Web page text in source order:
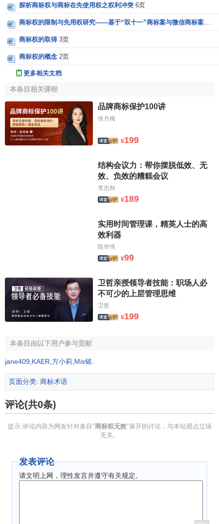
人或者被代表人的商一标进行注册的；
(5)商标中有商品的地理标志，而该商品并非来源于该标
志所标示的地区，且
(三)注册商标争议
注册商标争议是指，在先注册人认为后注册的商标与自
己在同一种或者类似的商品或服务上注册的 商标相同
而提出的争议。根据保护在先原则，在先注册的商标权人有
权请求撤销在后注册的商标。
[2]
不同的无效情形，商标权无效的程序亦有
可依职权主动撤销该注册商标；二是其他单位或
商标评审委员会裁定撤销该注册商标。
(二)对于不当注册的商标，商标所有人或者利害关系人可
商标。对恶意注册的，驰名商标所有人不受五年的时间限
制。
(三)对于注册商标争议的，在先注册商标权人可自被争议
商标核准注册之日起五年内，向商标评审委员会申请裁定撤
对于商标权无效提起的时间，因无效的原因不同，法律
撤销与其他单位或个人提出申请确认无效没有时间的限制。
对于不正当注册或争议的商标，提起无效的时间限定于自被
提出无效的商标注册
使用，具有了一定的商业信誉。此时再为制止，则给注册商
对于恶意注册的，驰名商标所有人不受五年时间限制。原因
在于，这种恶意注册的目的不是在于注册后通过使用创造自
探析商标权与商标在先使用权之权利冲突 6页
商标权的限制与先用权研究——基于“双十一”商标案与微信商标案的司法分析
商标权的取得 3页
商标权的概念 2页
更多相关文档
本条目相关课程
品牌商标保护100讲
张月梅
¥199
结构会议力：帮你摆脱低效、无
效、负效的糟糕会议
李忠秋
¥189
实用时间管理课，精英人士的高
效利器
陈华伟
¥99
卫哲亲授领导者技能：职场人必
不可少的上层管理思维
卫哲
¥199
本条目由以下用户参与贡献
jane409 KAER 方小莉 Mis铭
页面分类: 商标术语
评论(共0条)
提示:评论内容为网友针对条目"商标权无效"展开的讨论，与本站观点立场
无关。
发表评论
请文明上网，理性发言并遵守有关规定。